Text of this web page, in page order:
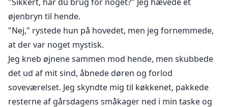
øjenbryn til hende.
"Nej," rystede hun på hovedet, men jeg fornemmede,
at der var noget mystisk.
Jeg kneb øjnene sammen mod hende, men skubbede
det ud af mit sind, åbnede døren og forlod
soveværelset. Jeg skyndte mig til køkkenet, pakkede
resterne af gårsdagens småkager ned i min taske og